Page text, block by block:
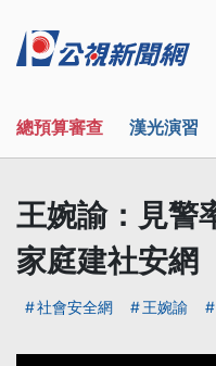
總預算審查 漢光演習
王婉諭：見警
家庭建社安網
社會安全網 王婉諭